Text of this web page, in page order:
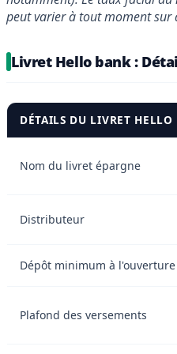
peut varier à tout moment sur
Livret Hello bank :
DÉTAILS DU LIVRET HELLO
Nom du livret épargne
Distributeur
Dépôt minimum à l'ouverture
Plafond des versements